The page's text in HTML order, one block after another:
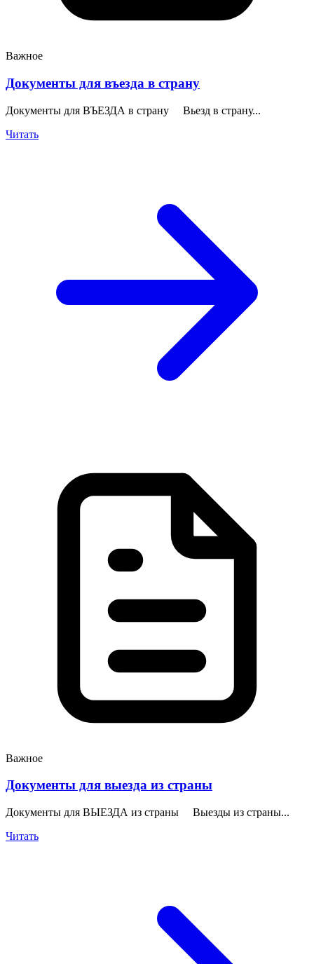
Важное
Документы для въезда в страну
Документы для ВЪЕЗДА в страну Вьезд в страну...
Читать
Важное
Документы для выезда из страны
Документы для ВЫЕЗДА из страны Выезды из страны...
Читать